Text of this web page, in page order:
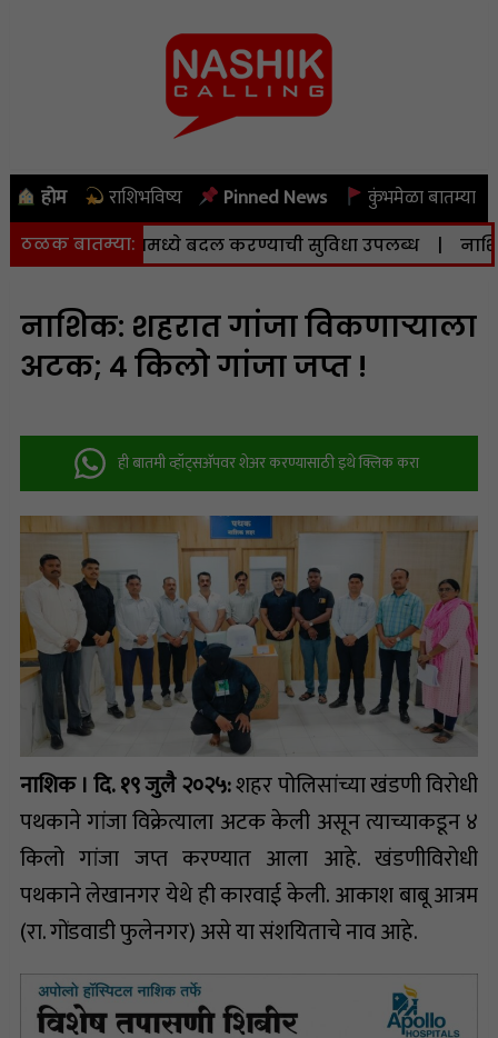
होम राशिभविष्य Pinned News कुंभमेळा बातम्या
ठळक बातम्या:
व केंद्रामध्ये बदल करण्याची सुविधा उपलब्ध | नाशिकला आज
नाशिक: शहरात गांजा विकणाऱ्याला
अटक; ४ किलो गांजा जप्त !
ही बातमी व्हॉट्सअ‍ॅपवर शेअर करण्यासाठी इथे क्लिक करा
नाशिक । दि. १९ जुलै २०२५:शहर पोलिसांच्या खंडणी विरोधी
पथकाने गांजा विक्रेत्याला अटक केली असून त्याच्याकडून ४
किलो गांजा जप्त करण्यात आला आहे. खंडणीविरोधी
पथकाने लेखानगर येथे ही कारवाई केली. आकाश बाबू आत्रम
(रा. गोंडवाडी फुलेनगर) असे या संशयिताचे नाव आहे.